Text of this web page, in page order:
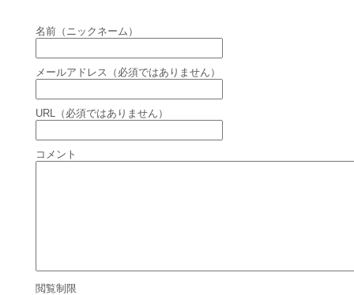
名前（ニックネーム）
メールアドレス（必須ではありません）
URL（必須ではありません）
コメント
閲覧制限